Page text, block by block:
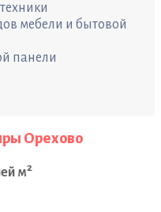
мебели и бытовой
панели
Орехово
м2